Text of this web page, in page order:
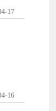
17
16